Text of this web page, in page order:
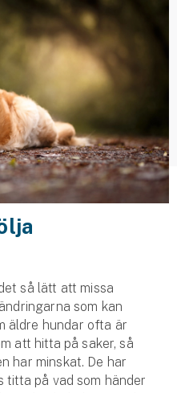
så lätt att missa
som kan
äldre hundar ofta är
att hitta på saker, så
har minskat. De har
på vad som händer